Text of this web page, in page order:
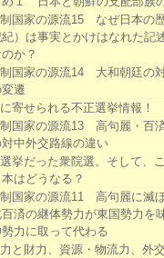
国家の源流15 なぜ日本の
紀）は事実とかけはなれた記
か？
国家の源流14 大和朝廷の
遷
寄せられる不正選挙情報！
国家の源流13 高句麗・百
中外交路線の違い
挙だった衆院選。そして、
本はどうなる？
国家の源流11 高句麗に滅
百済の継体勢力が東国勢力を
力に取って代わる
と財力、資源・物流力、外